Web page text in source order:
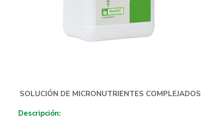
SOLUCIÓN DE MICRONUTRIENTES COMPLEJADOS
Descripción: